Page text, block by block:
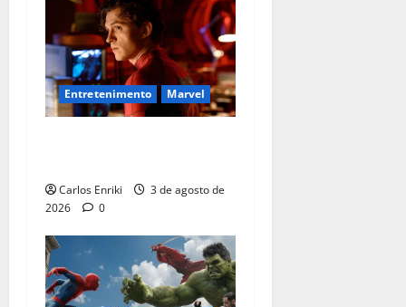
Entretenimento Marvel
Carlos Enriki
3 de agosto de
2026
0